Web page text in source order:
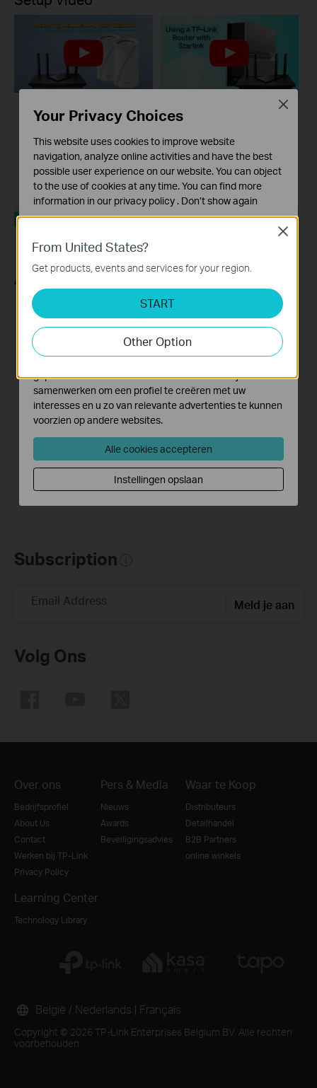
How to Resolve
Double NAT using
Starlink
How to Configure a
TP-Link Router with
Starlink
How to Set up
Address
Reservation on TP-
Windows
This video will show you how to set up Address Reservation on TP-Link routers.
More
What should I do if I
cannot access the
internet? - Using a
TP-Link router
More
Subscription
Email Address Meld je aan
Volg Ons
Over ons
Bedrijfsprofiel
About Us
Contact
Werken bij TP-Link
Privacy Policy
Pers & Media
Nieuws
Awards
Beveiligingsadvies
Waar te Koop
Distributeurs
Detailhandel
B2B Partners
online winkels
Learning Center
Technology Library
Copyright © 2026 TP-Link Enterprises Belgium BV. Alle rechten
voorbehouden.
België / Nederlands | Français
From United States?
Get products, events and services for your region.
START
Other Option
Close
Your Privacy Choices
This website uses cookies to improve website
navigation, analyze online activities and have the best
possible user experience on our website. You can object
to the use of cookies at any time. You can find more
information in our privacy policy . Don’t show again
Deze cookies zijn noodzakelijk voor de werking van de
website en kunnen niet worden uitgeschakeld.
Cookies voor analyse geven ons de mogelijkheid uw
activiteiten op onze website te volgen en zo de
functionaliteit van de website aan te passen en te
verbeteren.
Marketing cookies kunnen op onze website worden
geplaatst door externe adverteerders waar wij mee
samenwerken om een profiel te creëren met uw
interesses en u zo van relevante advertenties te kunnen
voorzien op andere websites.
Alle cookies accepteren
Instellingen opslaan
Close